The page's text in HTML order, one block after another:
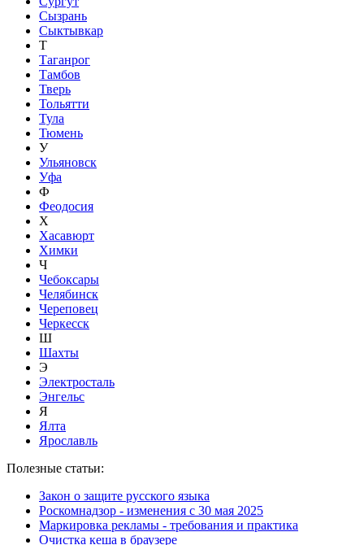
Сызрань
Сыктывкар
Т
Таганрог
Тамбов
Тверь
Тольятти
Тула
Тюмень
У
Ульяновск
Уфа
Ф
Феодосия
Х
Хасавюрт
Химки
Ч
Чебоксары
Челябинск
Череповец
Черкесск
Ш
Шахты
Э
Электросталь
Энгельс
Я
Ялта
Ярославль
Полезные статьи:
Закон о защите русского языка
Роскомнадзор - изменения с 30 мая 2025
Маркировка рекламы - требования и практика
Очистка кеша в браузере